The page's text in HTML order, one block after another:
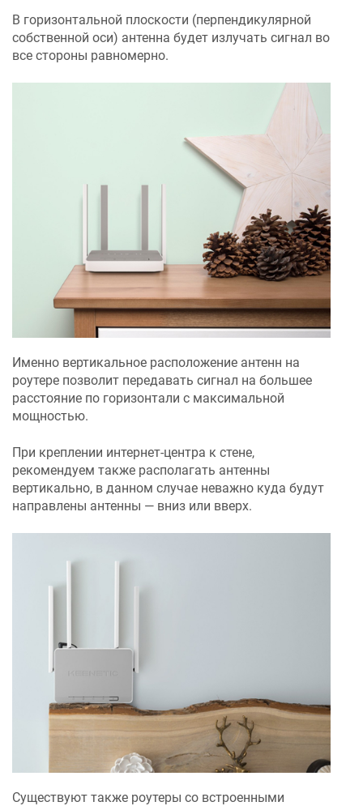
В горизонтальной плоскости (перпендикулярной
собственной оси) антенна будет излучать сигнал во
все стороны равномерно.
Именно вертикальное расположение антенн на
роутере позволит передавать сигнал на большее
расстояние по горизонтали с максимальной
мощностью.
При креплении интернет-центра к стене,
рекомендуем также располагать антенны
вертикально, в данном случае неважно куда будут
направлены антенны — вниз или вверх.
Существуют также роутеры со встроенными